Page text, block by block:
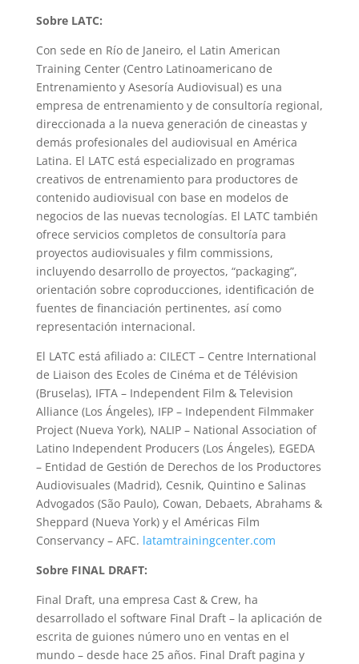
Sobre LATC:
Con sede en Río de Janeiro, el Latin American
Training Center (Centro Latinoamericano de
Entrenamiento y Asesoría Audiovisual) es una
empresa de entrenamiento y de consultoría regional,
direccionada a la nueva generación de cineastas y
demás profesionales del audiovisual en América
Latina. El LATC está especializado en programas
creativos de entrenamiento para productores de
contenido audiovisual con base en modelos de
negocios de las nuevas tecnologías. El LATC también
ofrece servicios completos de consultoría para
proyectos audiovisuales y film commissions,
incluyendo desarrollo de proyectos, “packaging”,
orientación sobre coproducciones, identificación de
fuentes de financiación pertinentes, así como
representación internacional.
El LATC está afiliado a: CILECT – Centre International
de Liaison des Ecoles de Cinéma et de Télévision
(Bruselas), IFTA – Independent Film & Television
Alliance (Los Ángeles), IFP – Independent Filmmaker
Project (Nueva York), NALIP – National Association of
Latino Independent Producers (Los Ángeles), EGEDA
– Entidad de Gestión de Derechos de los Productores
Audiovisuales (Madrid), Cesnik, Quintino e Salinas
Advogados (São Paulo), Cowan, Debaets, Abrahams &
Sheppard (Nueva York) y el Américas Film
Conservancy – AFC. latamtrainingcenter.com
Sobre FINAL DRAFT:
Final Draft, una empresa Cast & Crew, ha
desarrollado el software Final Draft – la aplicación de
escrita de guiones número uno en ventas en el
mundo – desde hace 25 años. Final Draft pagina y